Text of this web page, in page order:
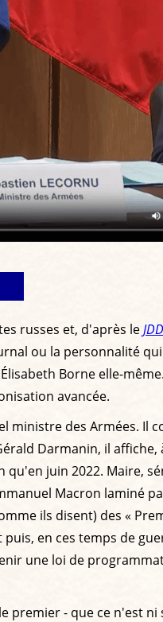
russes et, d'après leJDD
ou la personnalité
Borne elle-
avancée.
ministre des Armées. Il
Darmanin, il affiche,
juin 2022. Maire,
Macron laminé
ils disent) des «
en ces temps de
une loi de
premier - que ce n'est